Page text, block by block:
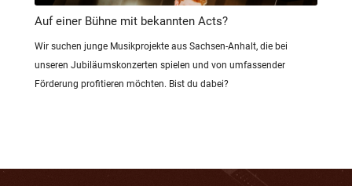
Auf einer Bühne mit bekannten Acts?
Wir suchen junge Musikprojekte aus Sachsen-Anhalt, die bei
unseren Jubiläumskonzerten spielen und von umfassender
Förderung profitieren möchten. Bist du dabei?